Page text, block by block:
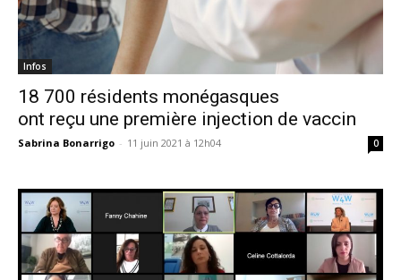
Infos
18 700 résidents monégasques
ont reçu une première injection de vaccin
Sabrina Bonarrigo - 11 juin 2021 à 12h04 0